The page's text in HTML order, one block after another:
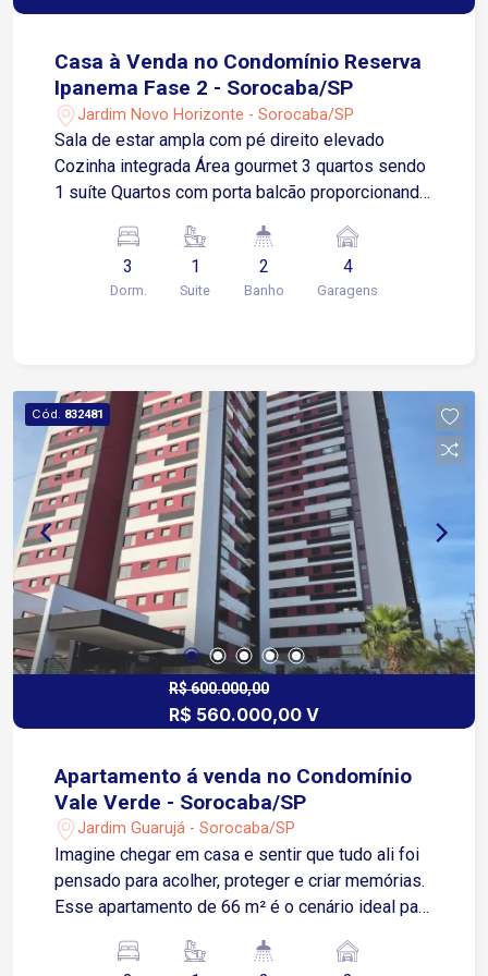
Casa à Venda no Condomínio Reserva
Ipanema Fase 2 - Sorocaba/SP
Jardim Novo Horizonte - Sorocaba/SP
Sala de estar ampla com pé direito elevado
Cozinha integrada Área gourmet 3 quartos sendo
1 suíte Quartos com porta balcão proporcionando
social Banheiros com box Instalação preparada
para ar-condicionado Piscina privativa
Jardinagem Área de serviço 4 vagas de garagem,
região em constante valorização de Sorocaba,
com fácil acesso e praticidade para o dia a dia. A
poucos minutos da Avenida Ipanema, próximo a
comércios, supermercados, escolas, farmácias e
diversos serviços essenciais. Fácil acesso à
Rodovia Presidente Castello Branco, facilitando
deslocamentos para outras regiões da cidade e
cidades vizinhas. O condomínio oferece
segurança 24 horas, portaria controlada e
infraestrutura completa de lazer para toda a
família, com piscinas, churrasqueiras, salão de
festas, lago, quiosques, playground e quadras
esportivas de futebol, vôlei e areia
3
Dorm.
1
Suite
2
Banho
4
Garagens
Cód. 832481
R$ 600.000,00
R$ 560.000,00 V
Apartamento á venda no Condomínio
Vale Verde - Sorocaba/SP
Jardim Guarujá - Sorocaba/SP
Imagine chegar em casa e sentir que tudo ali foi
pensado para acolher, proteger e criar memórias.
Esse apartamento de 66 m² é o cenário ideal para
qualidade de vida. Um lar feito para viver